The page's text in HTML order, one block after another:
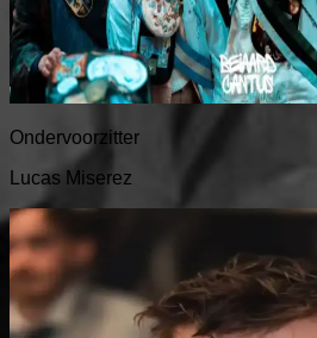
Ondervoorzitter
Lucas Miserez